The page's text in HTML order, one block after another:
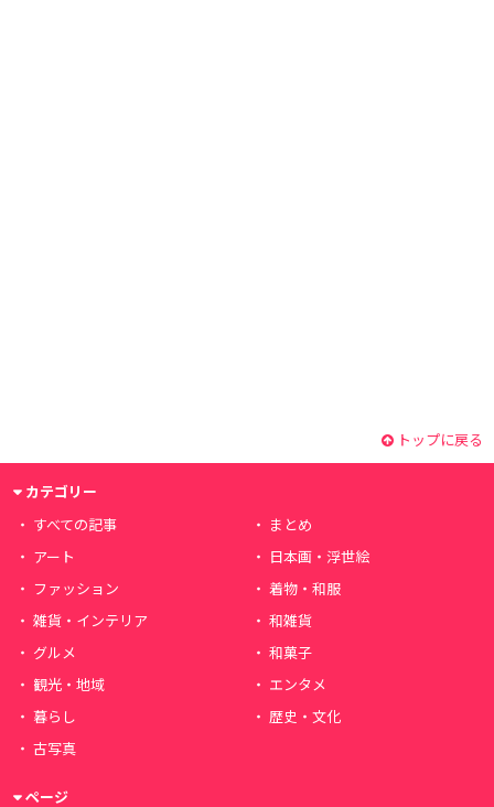
トップに戻る
カテゴリー
すべての記事
まとめ
アート
日本画・浮世絵
ファッション
着物・和服
雑貨・インテリア
和雑貨
グルメ
和菓子
観光・地域
エンタメ
暮らし
歴史・文化
古写真
ページ